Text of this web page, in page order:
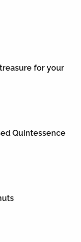
for your
Quintessence